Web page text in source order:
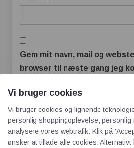
Gem mit navn, mail og
browser til næste gang jeg
Vi bruger cookies
Vi bruger cookies og lignende
personlig shoppingoplevelse, personlig
analysere vores webtrafik. Klik på
ønsker at tillade alle cookies.